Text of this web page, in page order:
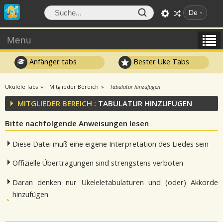
De
Menu
Anfänger tabs Bester Uke Tabs
Ukulele Tabs Mitglieder Bereich Tabulatur hinzufügen
MITGLIEDER BEREICH : TABULATUR HINZUFÜGEN
Bitte nachfolgende Anweisungen lesen
Diese Datei muß eine eigene Interpretation des Liedes sein
Offizielle Übertragungen sind strengstens verboten
Daran denken nur Ukeleletabulaturen und (oder) Akkorde
hinzufügen